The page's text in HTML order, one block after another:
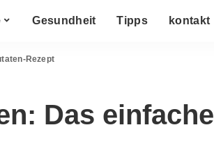
Gesundheit Tipps kontakt
Rezept
Das einfache